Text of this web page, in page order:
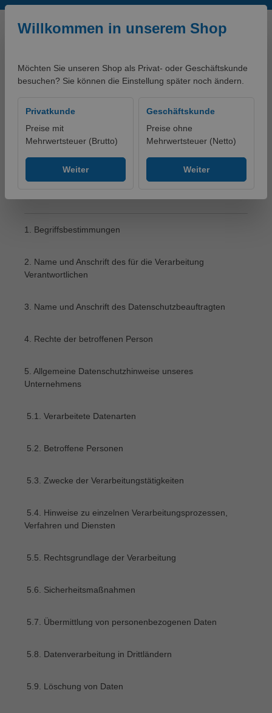
Zum Hauptinhalt springen
Willkommen in unserem Shop
Möchten Sie unseren Shop als Privat- oder Geschäftskunde
besuchen? Sie können die Einstellung später noch ändern.
Privatkunde
Preise mit
Mehrwertsteuer (Brutto)
Weiter
Geschäftskunde
Preise ohne
Mehrwertsteuer (Netto)
Weiter
1. Begriffsbestimmungen
2. Name und Anschrift des für die Verarbeitung
Verantwortlichen
3. Name und Anschrift des Datenschutzbeauftragten
4. Rechte der betroffenen Person
5. Allgemeine Datenschutzhinweise unseres
Unternehmens
5.1. Verarbeitete Datenarten
5.2. Betroffene Personen
5.3. Zwecke der Verarbeitungstätigkeiten
5.4. Hinweise zu einzelnen Verarbeitungsprozessen,
Verfahren und Diensten
5.5. Rechtsgrundlage der Verarbeitung
5.6. Sicherheitsmaßnahmen
5.7. Übermittlung von personenbezogenen Daten
5.8. Datenverarbeitung in Drittländern
5.9. Löschung von Daten